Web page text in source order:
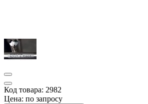
Код товара: 2982
Цена: по запросу